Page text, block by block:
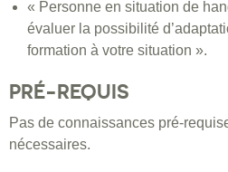
« Personne en situation de
évaluer la possibilité
formation à votre situation ».
PRÉ-REQUIS
Pas de connaissances pré-
nécessaires.